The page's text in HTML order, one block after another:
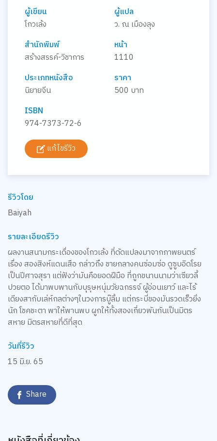
ผู้เขียน
โกวเล้ง
ผู้แปล
ว. ณ เมืองลุง
สำนักพิมพ์
สร้างสรรค์-วิชาการ
หน้า
1110
ประเภทหนังสือ
นิยายจีน
ราคา
500 บาท
ISBN
974-7373-72-6
แก้ไขรีวิว
รีวิวโดย
Baiyah
รายละเอียดรีวิว
ผลงานสนามกระเดื่องของโกวเล้ง ที่ดัดแปลงมาจากภาพยนตร์
เรื่อง สองสิงห์แดนเสือ กล่าวถึง ชายกลางคนซ่อมซ่อ ดูซูบอิดโรย
เป็นปีศาจสุรา แต่ฟังว่ามันคือยอดฝีมือ ที่ถูกขนานนามว่าเซียวลี้
ปวยตอ ได้มาพบพานกับบุุรุษหนุ่มวัยฉกรรจ์ ผู้อ่อนเยาว์ และไร้
เดียงสากับเล่ห์กลต่างๆในวงการบู๊ลิ้ม แต่กระบี่ของมันรวดเร็วยิ่ง
นัก โชคชะตา พาให้พานพบ ผูกให้ทั้งสองเกี่ยวพันกันเป็นมิตร
สหาย มิตรสหายที่ดีที่สุด
วันที่รีวิว
15 มิ.ย. 65
Share